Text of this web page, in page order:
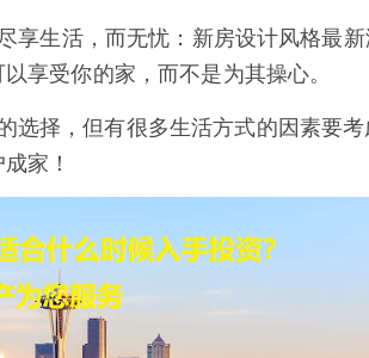
享生活，而无忧：新房设计风格最
享受你的家，而不是为其操心。
选择，但有很多生活方式的因素要
家！